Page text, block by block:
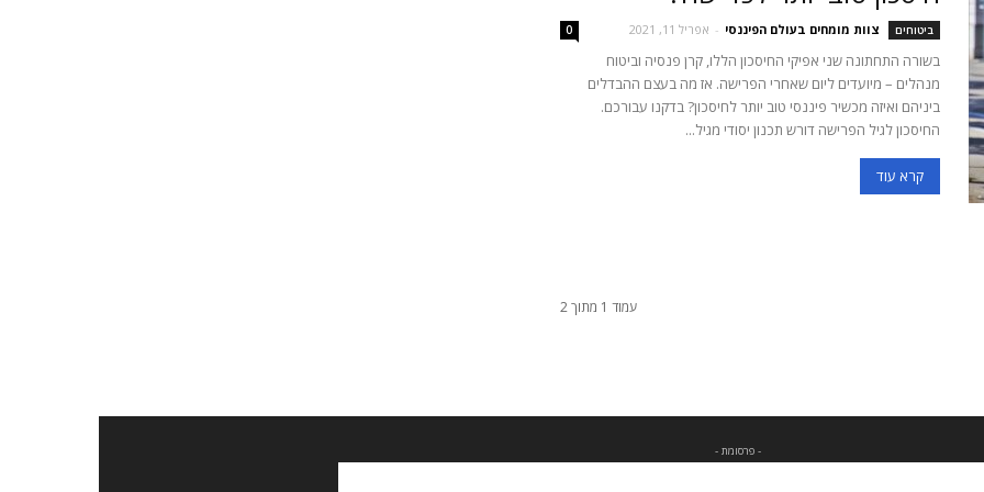
ביטוחים צוות מומחים בעולם הפיננסי - אפריל 11, 2021 0
בשורה התחתונה שני אפיקי החיסכון הללו, קרן פנסיה וביטוח
מנהלים – מיועדים ליום שאחרי הפרישה. אז מה בעצם ההבדלים
ביניהם ואיזה מכשיר פיננסי טוב יותר לחיסכון? בדקנו עבורכם.
החיסכון לגיל הפרישה דורש תכנון יסודי מגיל...
קרא עוד
עמוד 1 מתוך 2
- פרסומת -